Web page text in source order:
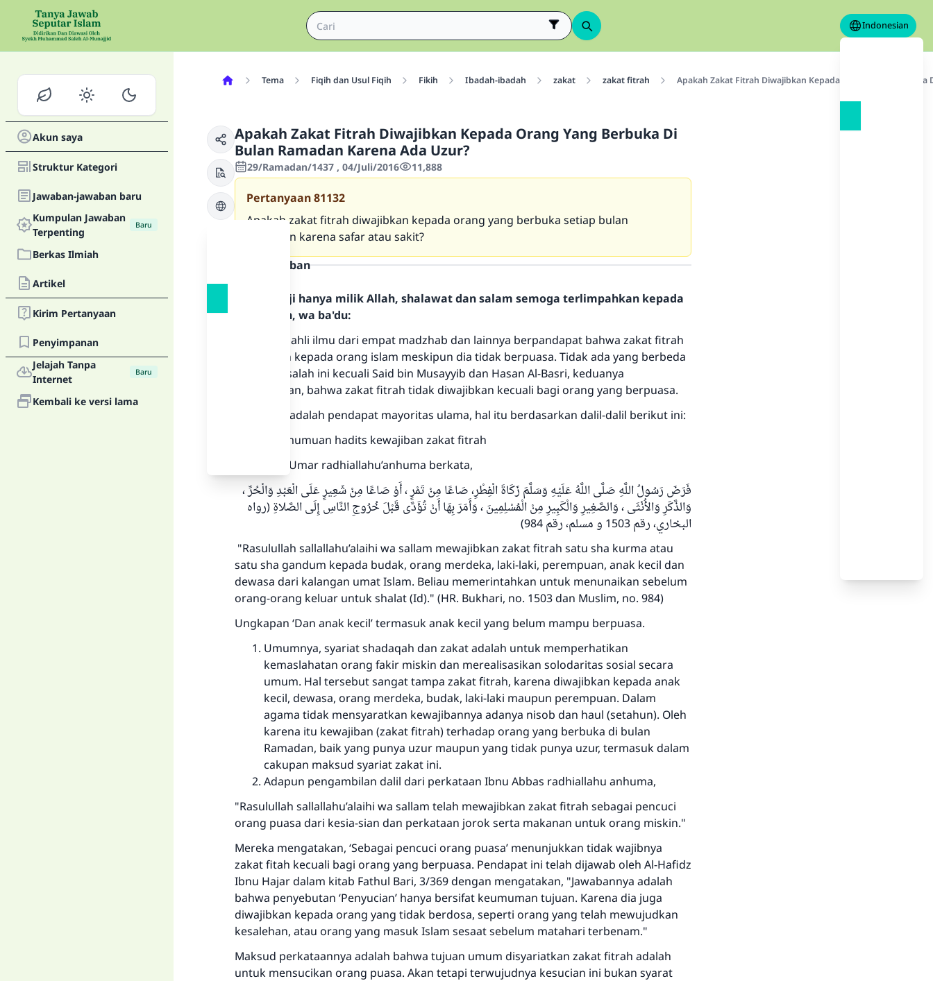
Indonesian
Akun saya
Struktur Kategori
Jawaban-jawaban baru
Kumpulan Jawaban
Terpenting
Baru
Berkas Ilmiah
Artikel
Kirim Pertanyaan
Penyimpanan
Jelajah Tanpa
Internet
Baru
Kembali ke versi lama
Tema Fiqih dan Usul Fiqih Fikih Ibadah-ibadah zakat zakat fitrah Apakah Zakat Fitrah Diwajibkan Kepada Orang Yang Berbuka
Apakah Zakat Fitrah Diwajibkan Kepada Orang Yang Berbuka Di
Bulan Ramadan Karena Ada Uzur?
29/Ramadan/1437 , 04/Juli/2016 11,888
Pertanyaan81132
Apakah zakat fitrah diwajibkan kepada orang yang berbuka setiap bulan
Ramadan karena safar atau sakit?
Teks Jawaban
Segala puji hanya milik Allah, shalawat dan salam semoga terlimpahkan kepada
Rasulullah, wa ba'du:
Mayoritah ahli ilmu dari empat madzhab dan lainnya berpandapat bahwa zakat fitrah
diwajibkan kepada orang islam meskipun dia tidak berpuasa. Tidak ada yang berbeda
dalam masalah ini kecuali Said bin Musayyib dan Hasan Al-Basri, keduanya
mengatakan, bahwa zakat fitrah tidak diwajibkan kecuali bagi orang yang berpuasa.
Yang kuat adalah pendapat mayoritas ulama, hal itu berdasarkan dalil-dalil berikut ini:
Keumumuan hadits kewajiban zakat fitrah
‘Dari Ibnu Umar radhiallahu’anhuma berkata,
فَرَضَ رَسُولُ اللَّهِ صَلَّى اللَّهُ عَلَيْهِ وَسَلَّمَ زَكَاةَ الْفِطْرِ، صَاعًا مِنْ تَمْرٍ ، أَوْ صَاعًا مِنْ شَعِيرٍ عَلَى الْعَبْدِ وَالْحُرِّ ،
وَالذَّكَرِ وَالأُنْثَى ، وَالصَّغِيرِ وَالْكَبِيرِ مِنْ الْمُسْلِمِينَ ، وَأَمَرَ بِهَا أَنْ تُؤَدَّى قَبْلَ خُرُوجِ النَّاسِ إِلَى الصَّلاةِ (رواه
البخاري، رقم 1503 و مسلم، رقم 984)
"Rasulullah sallallahu’alaihi wa sallam mewajibkan zakat fitrah satu sha kurma atau
satu sha gandum kepada budak, orang merdeka, laki-laki, perempuan, anak kecil dan
dewasa dari kalangan umat Islam. Beliau memerintahkan untuk menunaikan sebelum
orang-orang keluar untuk shalat (Id)." (HR. Bukhari, no. 1503 dan Muslim, no. 984)
Ungkapan ‘Dan anak kecil’ termasuk anak kecil yang belum mampu berpuasa.
Umumnya, syariat shadaqah dan zakat adalah untuk memperhatikan
kemaslahatan orang fakir miskin dan merealisasikan solodaritas sosial secara
umum. Hal tersebut sangat tampa zakat fitrah, karena diwajibkan kepada anak
kecil, dewasa, orang merdeka, budak, laki-laki maupun perempuan. Dalam
agama tidak mensyaratkan kewajibannya adanya nisob dan haul (setahun). Oleh
karena itu kewajiban (zakat fitrah) terhadap orang yang berbuka di bulan
Ramadan, baik yang punya uzur maupun yang tidak punya uzur, termasuk dalam
cakupan maksud syariat zakat ini.
Adapun pengambilan dalil dari perkataan Ibnu Abbas radhiallahu anhuma,
"Rasulullah sallallahu’alaihi wa sallam telah mewajibkan zakat fitrah sebagai pencuci
orang puasa dari kesia-sian dan perkataan jorok serta makanan untuk orang miskin."
Mereka mengatakan, ‘Sebagai pencuci orang puasa’ menunjukkan tidak wajibnya
zakat fitah kecuali bagi orang yang berpuasa. Pendapat ini telah dijawab oleh Al-Hafidz
Ibnu Hajar dalam kitab Fathul Bari, 3/369 dengan mengatakan, "Jawabannya adalah
bahwa penyebutan ‘Penyucian’ hanya bersifat keumuman tujuan. Karena dia juga
diwajibkan kepada orang yang tidak berdosa, seperti orang yang telah mewujudkan
kesalehan, atau orang yang masuk Islam sesaat sebelum matahari terbenam."
Maksud perkataannya adalah bahwa tujuan umum disyariatkan zakat fitrah adalah
untuk mensucikan orang puasa. Akan tetapi terwujudnya kesucian ini bukan syarat
Jawaban no. 110845 menyelamatkan
pernikahan.
Bantu kami dalam memberikan jawaban untuk umat
Rasulullah ﷺ bersabda
"Siapa yang menunjukkan suatu kebaikan, meka dia akan
mendapatkan pahala yang sama dengan orang yang
melakukannya"
MUSLIM, 1893
Saham